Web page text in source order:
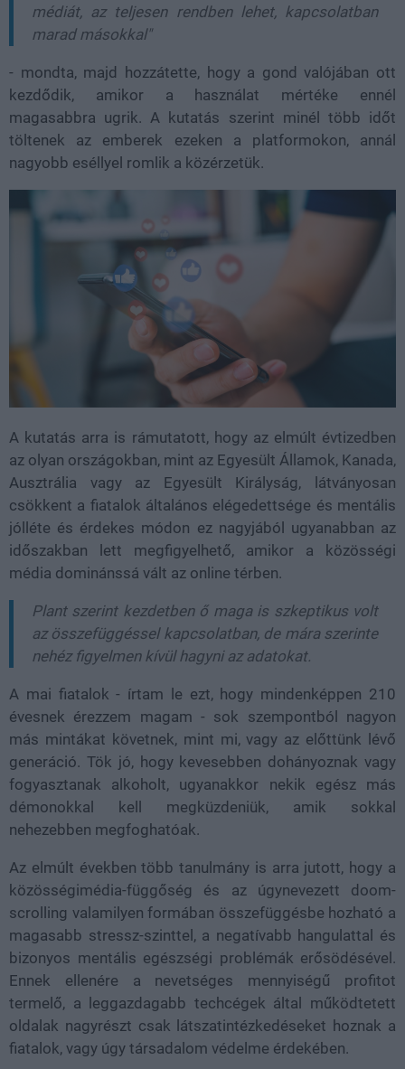
médiát, az teljesen rendben lehet, kapcsolatban
marad másokkal"
- mondta, majd hozzátette, hogy a gond valójában ott
kezdődik, amikor a használat mértéke ennél
magasabbra ugrik. A kutatás szerint minél több időt
töltenek az emberek ezeken a platformokon, annál
nagyobb eséllyel romlik a közérzetük.
A kutatás arra is rámutatott, hogy az elmúlt évtizedben
az olyan országokban, mint az Egyesült Államok, Kanada,
Ausztrália vagy az Egyesült Királyság, látványosan
csökkent a fiatalok általános elégedettsége és mentális
jólléte és érdekes módon ez nagyjából ugyanabban az
időszakban lett megfigyelhető, amikor a közösségi
média dominánssá vált az online térben.
Plant szerint kezdetben ő maga is szkeptikus volt
az összefüggéssel kapcsolatban, de mára szerinte
nehéz figyelmen kívül hagyni az adatokat.
A mai fiatalok - írtam le ezt, hogy mindenképpen 210
évesnek érezzem magam - sok szempontból nagyon
más mintákat követnek, mint mi, vagy az előttünk lévő
generáció. Tök jó, hogy kevesebben dohányoznak vagy
fogyasztanak alkoholt, ugyanakkor nekik egész más
démonokkal kell megküzdeniük, amik sokkal
nehezebben megfoghatóak.
Az elmúlt években több tanulmány is arra jutott, hogy a
közösségimédia-függőség és az úgynevezett doom-
scrolling valamilyen formában összefüggésbe hozható a
magasabb stressz-szinttel, a negatívabb hangulattal és
bizonyos mentális egészségi problémák erősödésével.
Ennek ellenére a nevetséges mennyiségű profitot
termelő, a leggazdagabb techcégek által működtetett
oldalak nagyrészt csak látszatintézkedéseket hoznak a
fiatalok, vagy úgy társadalom védelme érdekében.